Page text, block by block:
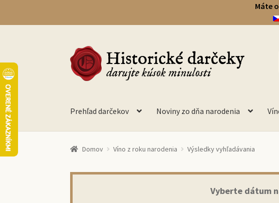
Máte
Preskočiť
na
navigáciu
Preskočiť
na
obsah
Prehľad darčekov Noviny zo dňa narodenia
Domov Víno z roku narodenia Výsledky vyhľadávania
Vyberte dátum